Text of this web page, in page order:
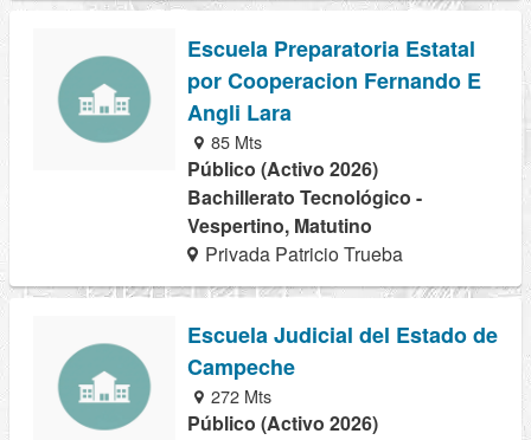
Escuela Preparatoria Estatal
por Cooperacion Fernando E
Angli Lara
85 Mts
Público (Activo 2026)
Bachillerato Tecnológico -
Vespertino, Matutino
Privada Patricio Trueba
Escuela Judicial del Estado de
Campeche
272 Mts
Público (Activo 2026)